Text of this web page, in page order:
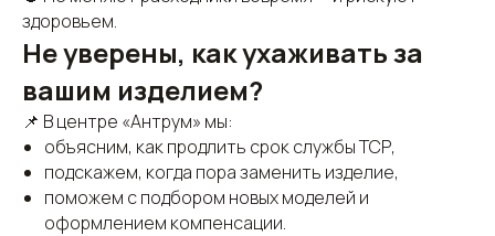
здоровьем.
Не уверены, как ухаживать за
вашим изделием?
📌 В центре «Антрум» мы:
объясним, как продлить срок службы ТСР,
подскажем, когда пора заменить изделие,
поможем с подбором новых моделей и
оформлением компенсации.
работы:
пн.-пт. с 9.00 - 19.00 сб.-вс.
выходной (ТСР)
пн.-пт. с 9.00 - 19.00 сб.-вс. 9.00 -
14.00 (Слухопротезирование )